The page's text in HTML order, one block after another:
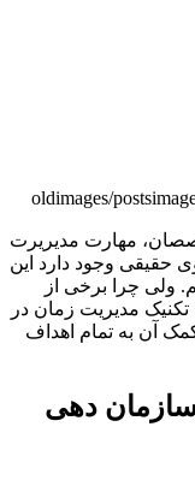
مهارت مدیریرت
وجود دارد این
چرا برخی از
بیشتری دارند. در اینجا 11 تکنیک مدیریت زمان در
آن به تمام اهداف
دهی